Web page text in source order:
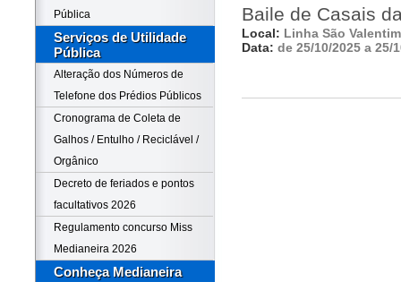
Pública
Serviços de Utilidade
Pública
Alteração dos Números de
Telefone dos Prédios Públicos
Cronograma de Coleta de
Galhos / Entulho / Reciclável /
Orgânico
Decreto de feriados e pontos
facultativos 2026
Regulamento concurso Miss
Medianeira 2026
Conheça Medianeira
Baile de Casais
Local: Linha São
Data: de 25/10/2025 a 25/